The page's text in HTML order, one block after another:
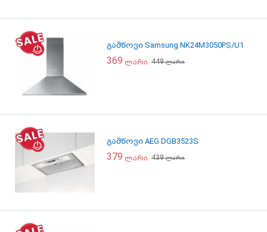
გამწოვი Samsung NK24M3050PS/U1
369 ლარი 449ლარი
გამწოვი AEG DGB3523S
379 ლარი 439ლარი